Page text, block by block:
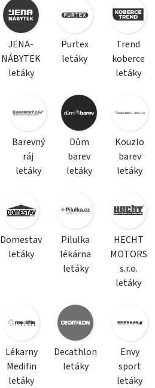
JENA-
NÁBYTEK
letáky
Purtex
letáky
Trend
koberce
letáky
Barevný
ráj
letáky
Dům
barev
letáky
Kouzlo
barev
letáky
Domestav
letáky
Pilulka
lékárna
letáky
HECHT
MOTORS
s.r.o.
letáky
Lékarny
Medifin
letáky
Decathlon
letáky
Envy
sport
letáky